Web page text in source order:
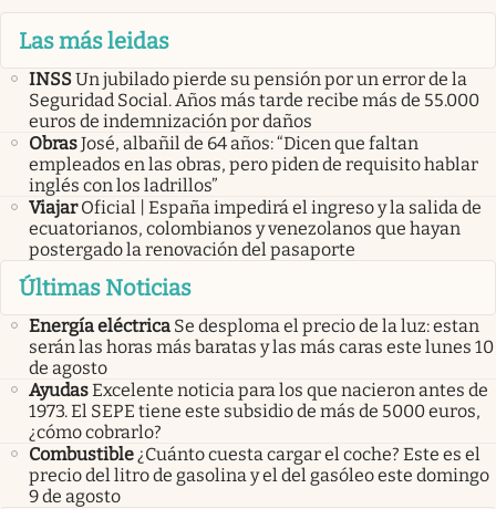
Las más leidas
INSSUn jubilado pierde su pensión por un error de la
Seguridad Social. Años más tarde recibe más de 55.000
euros de indemnización por daños
ObrasJosé, albañil de 64 años: “Dicen que faltan
empleados en las obras, pero piden de requisito hablar
inglés con los ladrillos”
Viajar Oficial | España impedirá el ingreso y la salida de
ecuatorianos, colombianos y venezolanos que hayan
postergado la renovación del pasaporte
Últimas Noticias
Energía eléctrica Se desploma el precio de la luz: estan
serán las horas más baratas y las más caras este lunes 10
de agosto
AyudasExcelente noticia para los que nacieron antes de
1973. El SEPE tiene este subsidio de más de 5000 euros,
¿cómo cobrarlo?
Combustible¿Cuánto cuesta cargar el coche? Este es el
precio del litro de gasolina y el del gasóleo este domingo
9 de agosto